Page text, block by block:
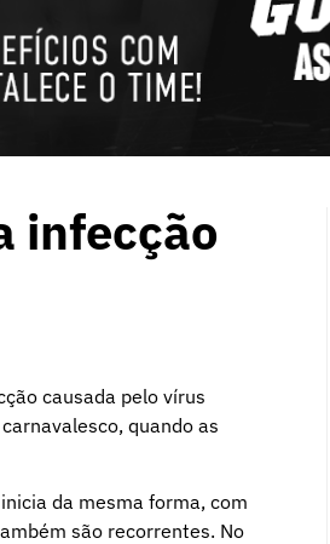
infecção
causada pelo vírus
quando as
da mesma forma, com
são recorrentes. No